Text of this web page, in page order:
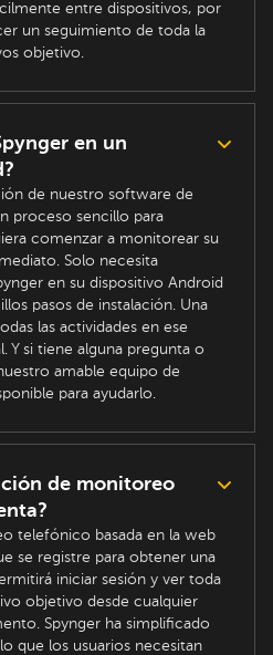
entre dispositivos, por
un seguimiento de toda la
objetivo.
en un
de nuestro software de
proceso sencillo para
comenzar a monitorear su
Solo necesita
en su dispositivo Android
pasos de instalación. Una
las actividades en ese
Y si tiene alguna pregunta o
amable equipo de
para ayudarlo.
de monitoreo
telefónico basada en la web
se registre para obtener una
iniciar sesión y ver toda
objetivo desde cualquier
Spynger ha simplificado
que los usuarios necesitan